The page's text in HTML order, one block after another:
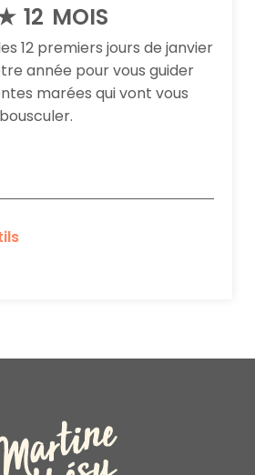
12 MOIS
12 premiers jours de janvier
année pour vous guider
marées qui vont vous